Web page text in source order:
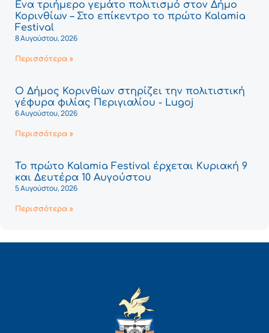
Ένα τριήμερο γεμάτο πολιτισμό στον Δήμο
Κορινθίων – Στο επίκεντρο το πρώτο Kalamia
Festival
8 Αυγούστου, 2026
Περισσότερα »
Ο Δήμος Κορινθίων στηρίζει την πολιτιστική
γέφυρα φιλίας Περιγιαλίου - Lugoj
6 Αυγούστου, 2026
Περισσότερα »
Το πρώτο Kalamia Festival έρχεται Κυριακή 9
και Δευτέρα 10 Αυγούστου
5 Αυγούστου, 2026
Περισσότερα »